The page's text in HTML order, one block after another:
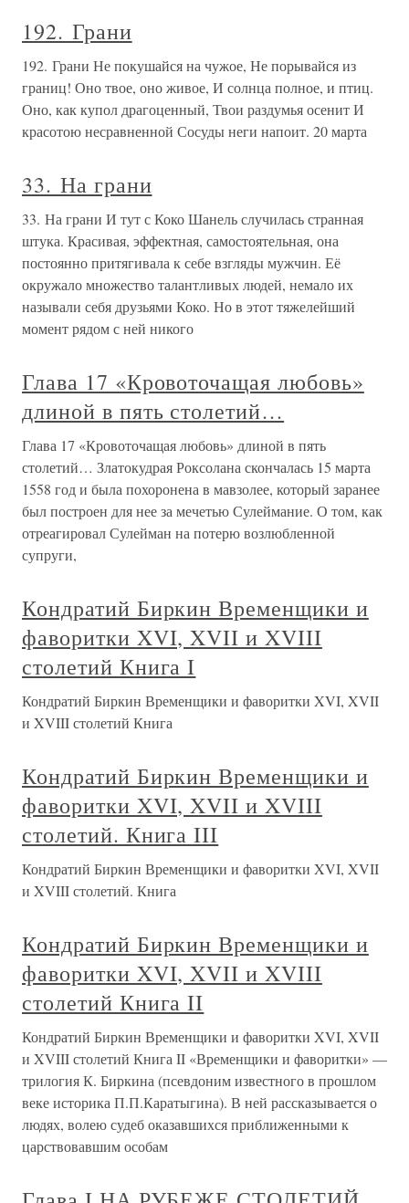
192. Грани
192. Грани Не покушайся на чужое, Не порывайся из
границ! Оно твое, оно живое, И солнца полное, и птиц.
Оно, как купол драгоценный, Твои раздумья осенит И
красотою несравненной Сосуды неги напоит. 20 марта
33. На грани
33. На грани И тут с Коко Шанель случилась странная
штука. Красивая, эффектная, самостоятельная, она
постоянно притягивала к себе взгляды мужчин. Её
окружало множество талантливых людей, немало их
называли себя друзьями Коко. Но в этот тяжелейший
момент рядом с ней никого
Глава 17 «Кровоточащая любовь»
длиной в пять столетий…
Глава 17 «Кровоточащая любовь» длиной в пять
столетий… Златокудрая Роксолана скончалась 15 марта
1558 год и была похоронена в мавзолее, который заранее
был построен для нее за мечетью Сулеймание. О том, как
отреагировал Сулейман на потерю возлюбленной
супруги,
Кондратий Биркин Временщики и
фаворитки XVI, XVII и XVIII
столетий Книга I
Кондратий Биркин Временщики и фаворитки XVI, XVII
и XVIII столетий Книга
Кондратий Биркин Временщики и
фаворитки XVI, XVII и XVIII
столетий. Книга III
Кондратий Биркин Временщики и фаворитки XVI, XVII
и XVIII столетий. Книга
Кондратий Биркин Временщики и
фаворитки XVI, XVII и XVIII
столетий Книга II
Кондратий Биркин Временщики и фаворитки XVI, XVII
и XVIII столетий Книга II «Временщики и фаворитки» —
трилогия К. Биркина (псевдоним известного в прошлом
веке историка П.П.Каратыгина). В ней рассказывается о
людях, волею судеб оказавшихся приближенными к
царствовавшим особам